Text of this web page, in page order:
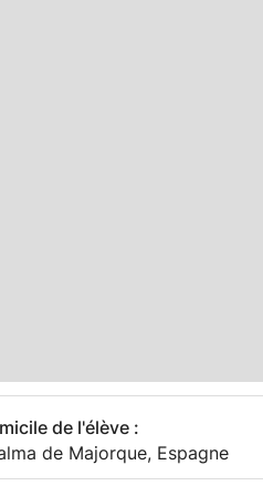
de l'élève :
de Majorque, Espagne